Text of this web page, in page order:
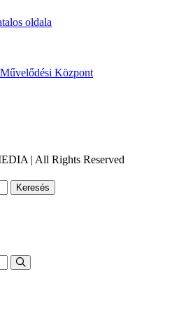
oldala
Központ
| All Rights Reserved
Keresés